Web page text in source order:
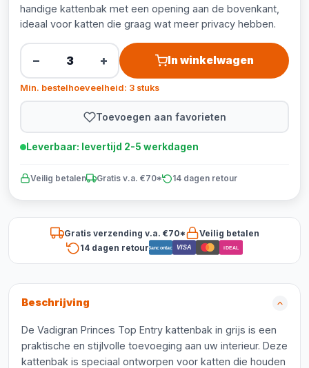
handige kattenbak met een opening aan de bovenkant,
ideaal voor katten die graag wat meer privacy hebben.
− + In winkelwagen
Min. bestelhoeveelheid: 3 stuks
Toevoegen aan favorieten
Leverbaar: levertijd 2-5 werkdagen
Veilig betalen Gratis v.a. €70* 14 dagen retour
Gratis verzending v.a. €70*
Veilig betalen
14 dagen retourBancontact VISA iDEAL
Beschrijving
De Vadigran Princes Top Entry kattenbak in grijs is een
praktische en stijlvolle toevoeging aan uw interieur. Deze
kattenbak is speciaal ontworpen voor katten die houden